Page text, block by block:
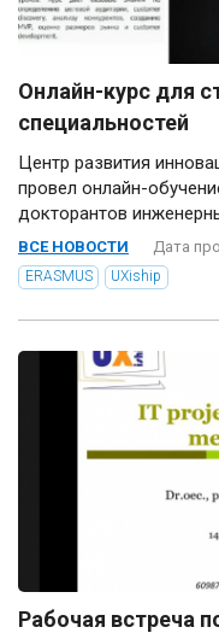
Онлайн-курс для
специальностей
Центр развития
провел онлайн-
докторантов
ВСЕ НОВОСТИ Дата
ERASMUS UXiship
Рабочая встреча